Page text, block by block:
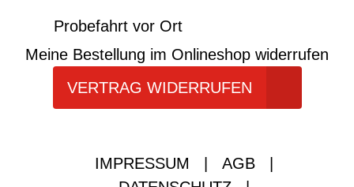
Probefahrt vor Ort
Meine Bestellung im Onlineshop widerrufen
VERTRAG WIDERRUFEN
IMPRESSUM AGB